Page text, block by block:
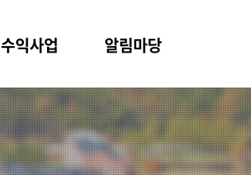
수익사업 알림마당